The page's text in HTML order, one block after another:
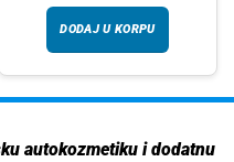
DODAJ U KORPU
autokozmetiku i dodatnu